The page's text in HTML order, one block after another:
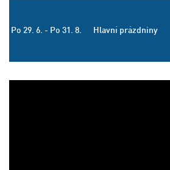
Po 29. 6. - Po 31. 8. Hlavní prázdniny